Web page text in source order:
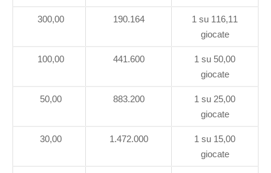
300,00 190.164
1 su 116,11
giocate
100,00 441.600
1 su 50,00
giocate
50,00 883.200
1 su 25,00
giocate
30,00 1.472.000
1 su 15,00
giocate